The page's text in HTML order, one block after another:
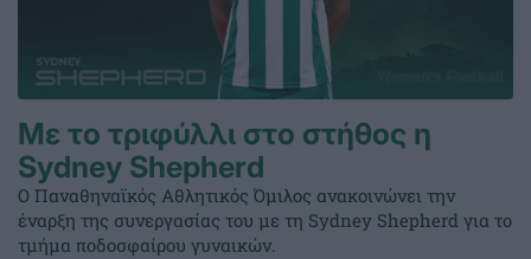
Με το τριφύλλι στο στήθος η
Sydney Shepherd
Ο Παναθηναϊκός Αθλητικός Όμιλος ανακοινώνει την
έναρξη της συνεργασίας του με τη Sydney Shepherd για το
τμήμα ποδοσφαίρου γυναικών.